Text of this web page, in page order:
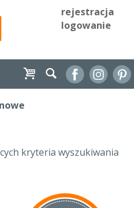
rejestracja
logowanie
kryteria wyszukiwania